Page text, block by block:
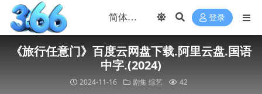
登录
《旅行任意门》百度云网盘下载.阿里云盘.国语
中字.(2024)
2024-11-16 剧集 综艺 42